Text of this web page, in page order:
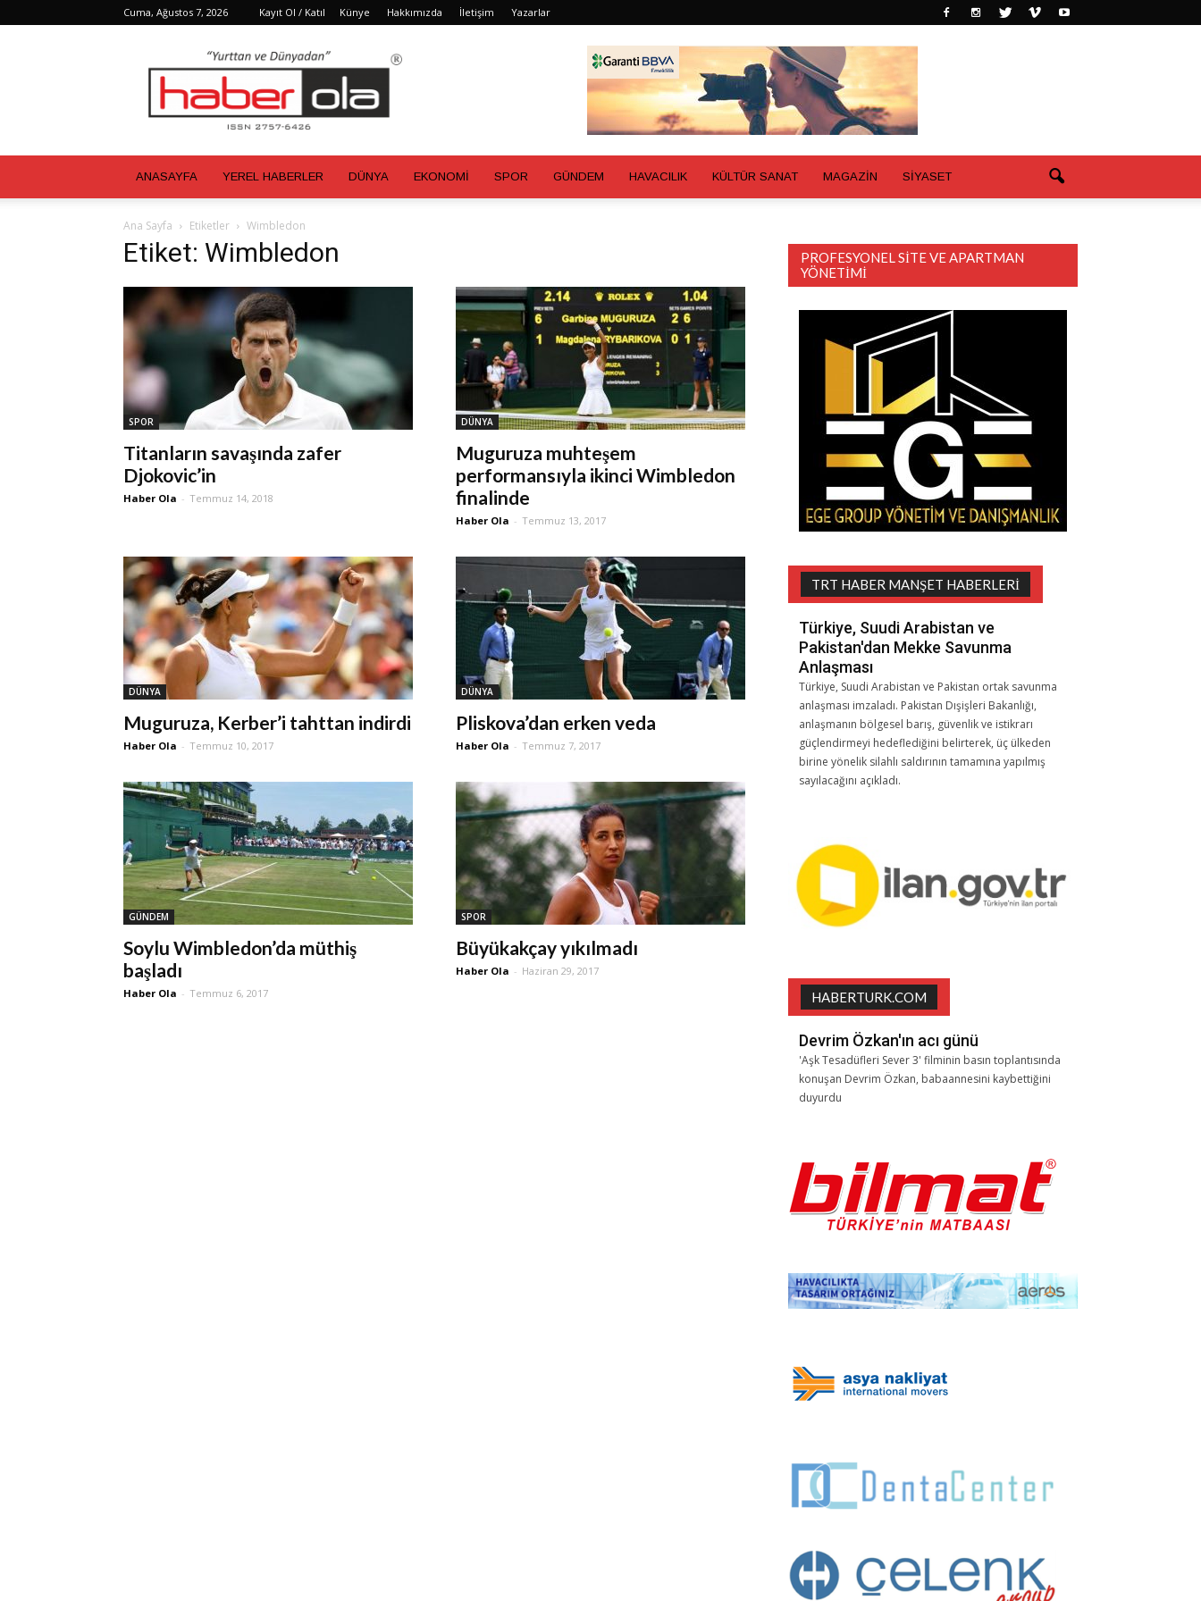
Cuma, Ağustos 7, 2026 Kayıt Ol / Katıl Künye Hakkımızda İletişim Yazarlar
ANASAYFA YEREL HABERLER DÜNYA EKONOMİ SPOR GÜNDEM HAVACILIK KÜLTÜR SANAT MAGAZİN SİYASET
Ana Sayfa Etiketler Wimbledon
Etiket: Wimbledon
SPOR
Titanların savaşında zafer
Djokovic’in
Haber Ola - Temmuz 14, 2018
DÜNYA
Muguruza muhteşem
performansıyla ikinci Wimbledon
finalinde
Haber Ola - Temmuz 13, 2017
DÜNYA
Muguruza, Kerber’i tahttan indirdi
Haber Ola - Temmuz 10, 2017
DÜNYA
Pliskova’dan erken veda
Haber Ola - Temmuz 7, 2017
GÜNDEM
Soylu Wimbledon’da müthiş
başladı
Haber Ola - Temmuz 6, 2017
SPOR
Büyükakçay yıkılmadı
Haber Ola - Haziran 29, 2017
PROFESYONEL SITE VE APARTMAN
YÖNETIMI
TRT HABER MANŞET HABERLERI
Türkiye, Suudi Arabistan ve
Pakistan'dan Mekke Savunma
Anlaşması
Türkiye, Suudi Arabistan ve Pakistan ortak savunma
anlaşması imzaladı. Pakistan Dışişleri Bakanlığı,
anlaşmanın bölgesel barış, güvenlik ve istikrarı
güçlendirmeyi hedeflediğini belirterek, üç ülkeden
birine yönelik silahlı saldırının tamamına yapılmış
sayılacağını açıkladı.
HABERTURK.COM
Devrim Özkan'ın acı günü
'Aşk Tesadüfleri Sever 3' filminin basın toplantısında
konuşan Devrim Özkan, babaannesini kaybettiğini
duyurdu